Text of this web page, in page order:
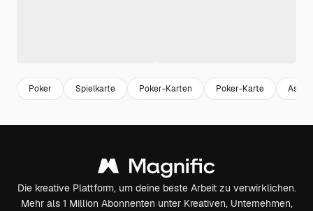
Poker Spielkarte Poker-Karten Poker-Karte Ass
Die kreative Plattform, um deine beste Arbeit zu verwirklichen.
Mehr als 1 Million Abonnenten unter Kreativen, Unternehmen,